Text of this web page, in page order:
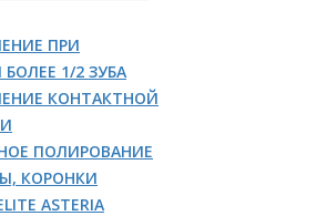
ПРИ
1/2 ЗУБА
КОНТАКТНОЙ
ПОЛИРОВАНИЕ
КОРОНКИ
ASTERIA